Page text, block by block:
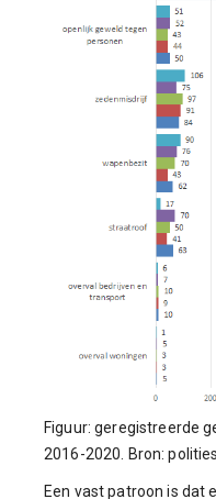
Figuur: geregistreerde
2016-2020. Bron:
Een vast patroon is dat